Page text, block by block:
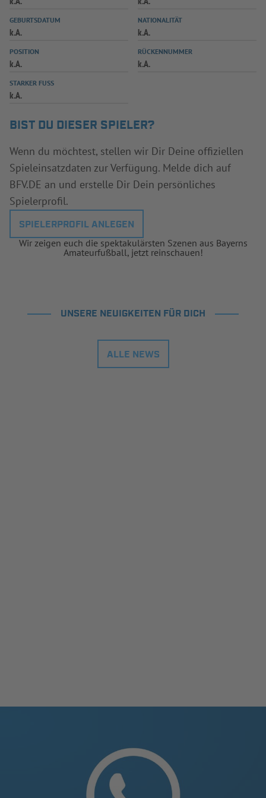
SPIELPLUS
GEBURTSDATUM
k.A.
NATIONALITÄT
k.A.
POSITION
k.A.
RÜCKENNUMMER
k.A.
STARKER FUSS
k.A.
BIST DU DIESER SPIELER?
Wenn du möchtest, stellen wir Dir Deine offiziellen
Spieleinsatzdaten zur Verfügung. Melde dich auf
BFV.DE an und erstelle Dir Dein persönliches
Spielerprofil.
SPIELERPROFIL ANLEGEN
Wir zeigen euch die spektakulärsten Szenen aus Bayerns
Amateurfußball, jetzt reinschauen!
UNSERE NEUIGKEITEN FÜR DICH
ALLE NEWS